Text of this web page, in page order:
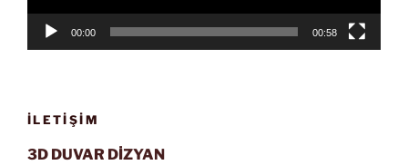
00:00 00:58
İLETIŞIM
3D DUVAR DİZYAN